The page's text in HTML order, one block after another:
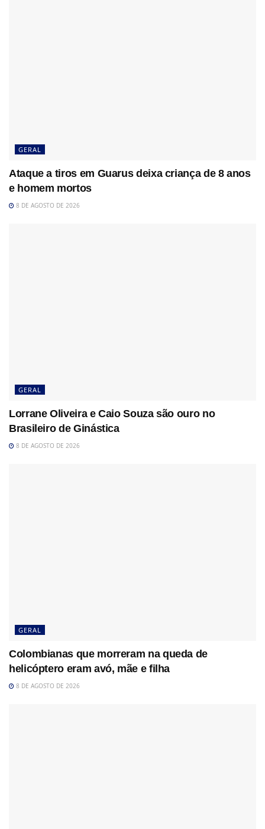
GERAL
Ataque a tiros em Guarus deixa criança de 8 anos
e homem mortos
8 DE AGOSTO DE 2026
GERAL
Lorrane Oliveira e Caio Souza são ouro no
Brasileiro de Ginástica
8 DE AGOSTO DE 2026
GERAL
Colombianas que morreram na queda de
helicóptero eram avó, mãe e filha
8 DE AGOSTO DE 2026